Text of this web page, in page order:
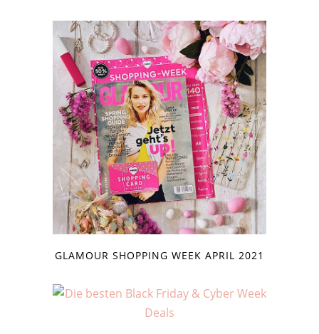
GLAMOUR SHOPPING WEEK APRIL 2021